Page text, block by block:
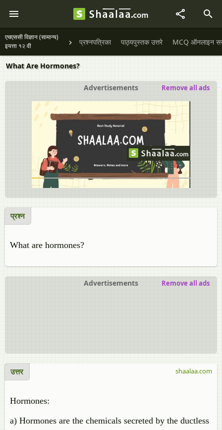
एचएससी विज्ञान (सामान्य)
इयत्ता १२ वी
प्रश्नपत्रिका पाठ्यपुस्तक उत्तरे MCQ ऑनलाइन
What Are Hormones?
Advertisements Remove all ads
प्रश्न
What are hormones?
Advertisements Remove all ads
उत्तर
Hormones:
a) Hormones are the chemicals secreted by the ductless
shaalaa.com